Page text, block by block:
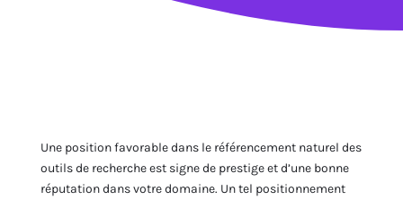
Une position favorable dans le référencement naturel des
outils de recherche est signe de prestige et d’une bonne
réputation dans votre domaine. Un tel positionnement